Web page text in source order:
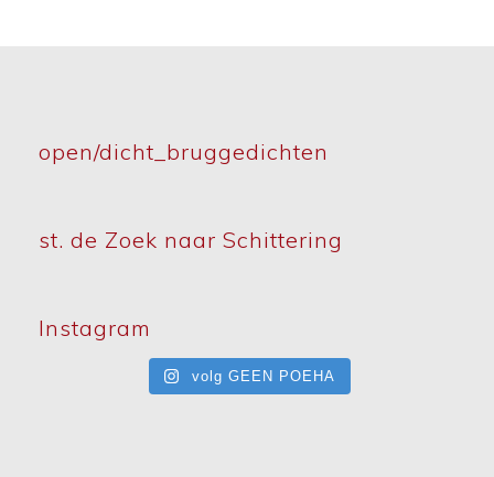
open/dicht_bruggedichten
st. de Zoek naar Schittering
Instagram
volg GEEN POEHA